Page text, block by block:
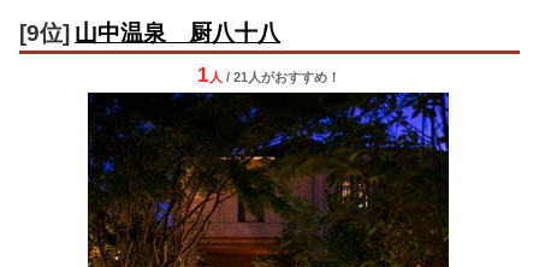
[9位] 山中温泉 厨八十八
1 人 / 21人がおすすめ！